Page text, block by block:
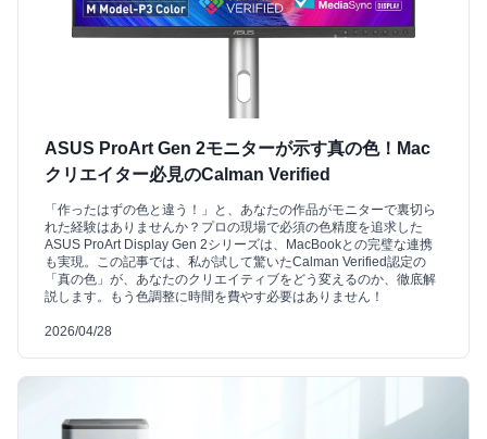
ASUS ProArt Gen 2モニターが示す真の色！Mac
クリエイター必見のCalman Verified
「作ったはずの色と違う！」と、あなたの作品がモニターで裏切ら
れた経験はありませんか？プロの現場で必須の色精度を追求した
ASUS ProArt Display Gen 2シリーズは、MacBookとの完璧な連携
も実現。この記事では、私が試して驚いたCalman Verified認定の
「真の色」が、あなたのクリエイティブをどう変えるのか、徹底解
説します。もう色調整に時間を費やす必要はありません！
2026/04/28